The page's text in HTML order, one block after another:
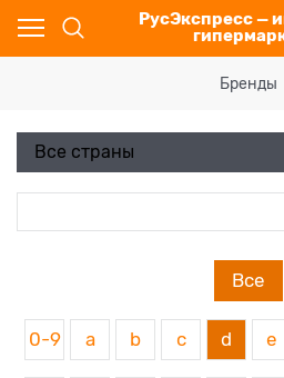
РусЭкспресс —
Бренды
Все
0-9 a b c d e